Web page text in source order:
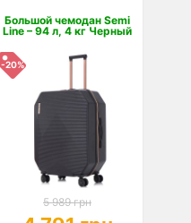
Большой чемодан Semi
Line – 94 л, 4 кг Черный
-20%
5 989 грн